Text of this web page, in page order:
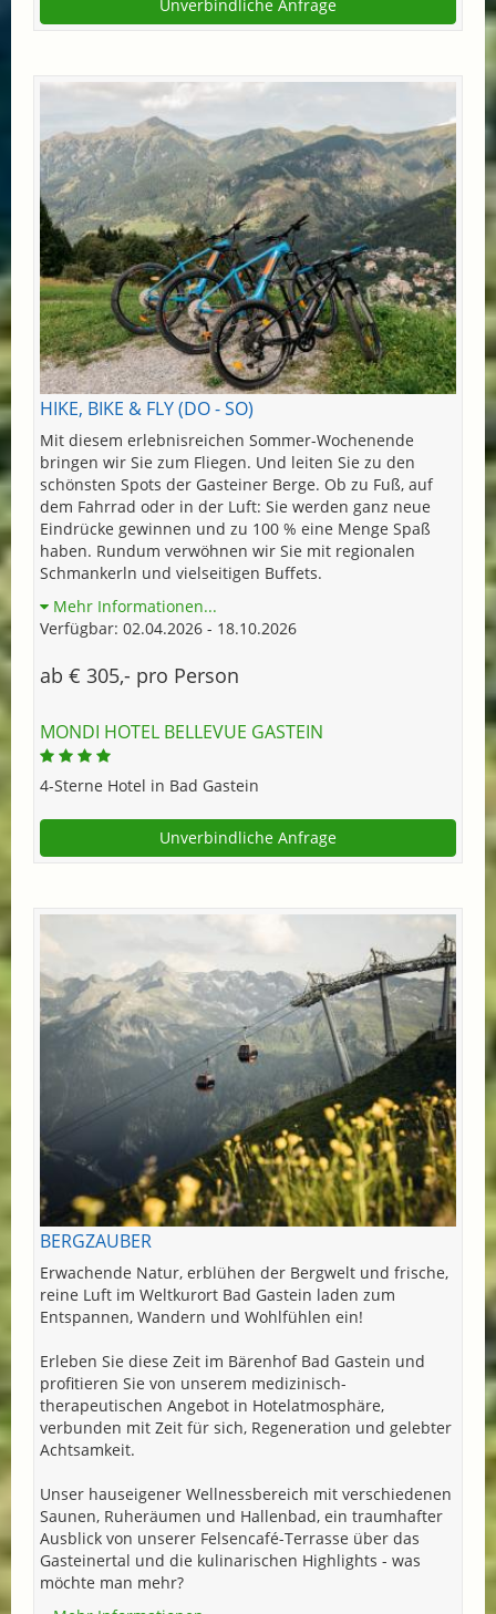
Unverbindliche Anfrage
HIKE, BIKE & FLY (DO - SO)
Mit diesem erlebnisreichen Sommer-Wochenende
bringen wir Sie zum Fliegen. Und leiten Sie zu den
schönsten Spots der Gasteiner Berge. Ob zu Fuß, auf
dem Fahrrad oder in der Luft: Sie werden ganz neue
Eindrücke gewinnen und zu 100 % eine Menge Spaß
haben. Rundum verwöhnen wir Sie mit regionalen
Schmankerln und vielseitigen Buffets.
Mehr Informationen...
Verfügbar: 02.04.2026 - 18.10.2026
ab € 305,- pro Person
MONDI HOTEL BELLEVUE GASTEIN
4-Sterne Hotel in Bad Gastein
Unverbindliche Anfrage
BERGZAUBER
Erwachende Natur, erblühen der Bergwelt und frische,
reine Luft im Weltkurort Bad Gastein laden zum
Entspannen, Wandern und Wohlfühlen ein!
Erleben Sie diese Zeit im Bärenhof Bad Gastein und
profitieren Sie von unserem medizinisch-
therapeutischen Angebot in Hotelatmosphäre,
verbunden mit Zeit für sich, Regeneration und gelebter
Achtsamkeit.
Unser hauseigener Wellnessbereich mit verschiedenen
Saunen, Ruheräumen und Hallenbad, ein traumhafter
Ausblick von unserer Felsencafé-Terrasse über das
Gasteinertal und die kulinarischen Highlights - was
möchte man mehr?